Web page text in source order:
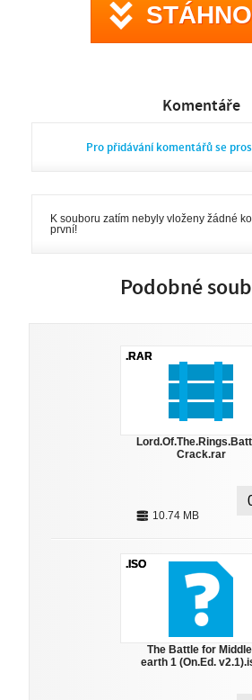
Komentáře
Pro přidávání komentářů se
K souboru zatím nebyly vloženy žádné
první!
Podobné
.RAR
Crack.rar
10.74 MB
.ISO
The Battle for
earth 1 (On.Ed.